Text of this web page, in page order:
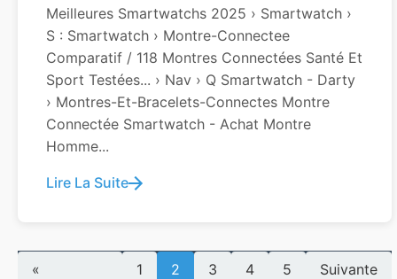
Meilleures Smartwatchs 2025 › Smartwatch ›
S : Smartwatch › Montre-Connectee
Comparatif / 118 Montres Connectées Santé Et
Sport Testées... › Nav › Q Smartwatch - Darty
› Montres-Et-Bracelets-Connectes Montre
Connectée Smartwatch - Achat Montre
Homme...
Lire La Suite
«
1 2 3 4 5
Suivante